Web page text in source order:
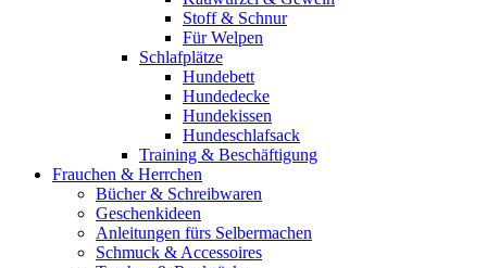
Stoff & Schnur
Für Welpen
Schlafplätze
Hundebett
Hundedecke
Hundekissen
Hundeschlafsack
Training & Beschäftigung
Frauchen & Herrchen
Bücher & Schreibwaren
Geschenkideen
Anleitungen fürs Selbermachen
Schmuck & Accessoires